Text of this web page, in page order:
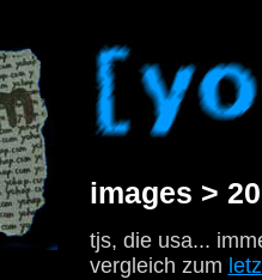
images >
tjs, die usa...
vergleich zum